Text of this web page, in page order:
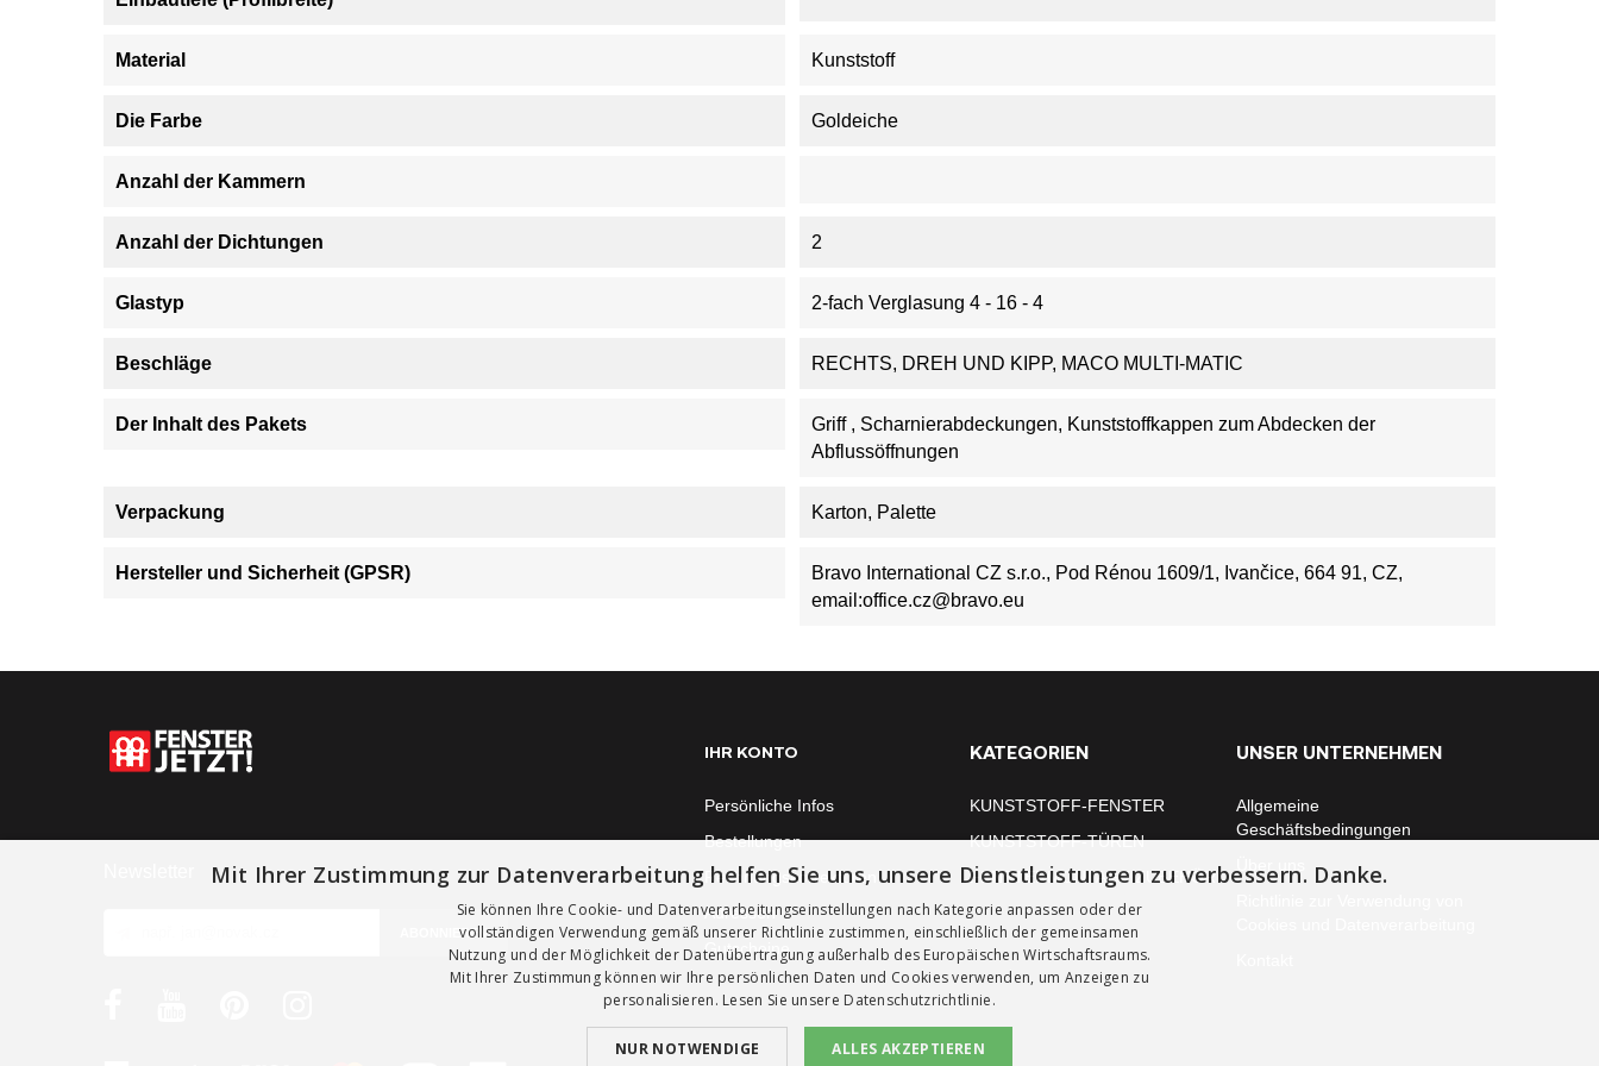
Material Kunststoff
Die Farbe Goldeiche
Anzahl der Kammern
Anzahl der Dichtungen 2
Glastyp 2-fach Verglasung 4 - 16 - 4
Beschläge RECHTS, DREH UND KIPP, MACO MULTI-MATIC
Der Inhalt des Pakets
Griff , Scharnierabdeckungen, Kunststoffkappen zum Abdecken der
Abflussöffnungen
Verpackung Karton, Palette
Hersteller und Sicherheit (GPSR)
Bravo International CZ s.r.o., Pod Rénou 1609/1, Ivančice, 664 91, CZ,
email:office.cz@bravo.eu
IHR KONTO
Persönliche Infos
Bestellungen
Rechnungskorrekturen
Adressen
Gutscheine
KATEGORIEN
KUNSTSTOFF-FENSTER
KUNSTSTOFF-TÜREN
FENSTERMONTAGE ZUBEHÖR
UNSER UNTERNEHMEN
Allgemeine
Geschäftsbedingungen
Mit Ihrer Zustimmung zur Datenverarbeitung helfen Sie uns, unsere Dienstleistungen zu verbessern. Danke.
Sie können Ihre Cookie- und Datenverarbeitungseinstellungen nach Kategorie anpassen oder der
vollständigen Verwendung gemäß unserer Richtlinie zustimmen, einschließlich der gemeinsamen
Nutzung und der Möglichkeit der Datenübertragung außerhalb des Europäischen Wirtschaftsraums.
Mit Ihrer Zustimmung können wir Ihre persönlichen Daten und Cookies verwenden, um Anzeigen zu
personalisieren. Lesen Sie unsere Datenschutzrichtlinie.
ALLES AKZEPTIEREN
NUR NOTWENDIGE